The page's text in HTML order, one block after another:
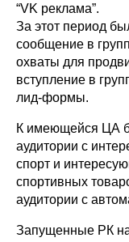
“VK реклама”.
За этот период
сообщение в
охваты для
вступление в
лид-формы.
К имеющейся ЦА
аудитории с
спорт и
спортивных
аудитории с
Запущенные РК